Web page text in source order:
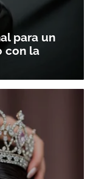
para un
con la